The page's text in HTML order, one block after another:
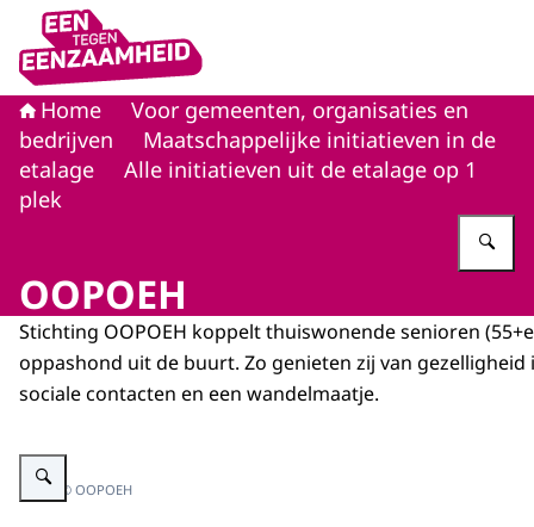
Naar de homepage van Eén tegen eenzaamheid
Home
Voor gemeenten, organisaties en
bedrijven
Maatschappelijke initiatieven in de
etalage
Alle initiatieven uit de etalage op 1
plek
OOPOEH
Stichting OOPOEH koppelt thuiswonende senioren
oppashond uit de buurt. Zo genieten zij van gezelligheid
sociale contacten en een wandelmaatje.
Vergroot afbeelding Een oudere vrouw op de bank met een hond
Beeld: © OOPOEH